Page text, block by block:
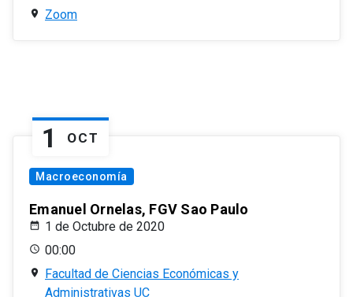
Zoom
1 OCT
Macroeconomía
Emanuel Ornelas, FGV Sao Paulo
1 de Octubre de 2020
00:00
Facultad de Ciencias Económicas y
Administrativas UC